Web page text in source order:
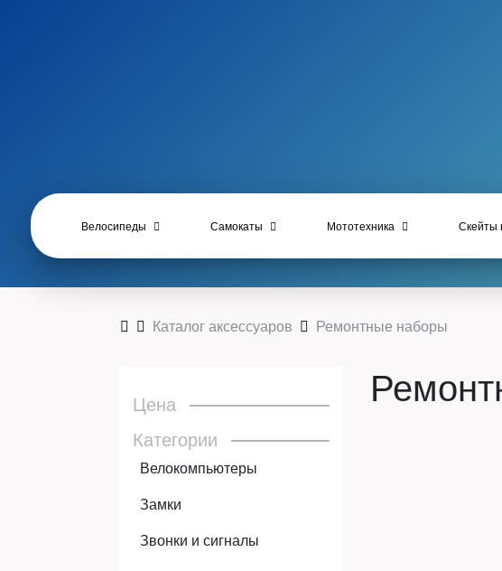
Велосипеды Самокаты Мототехника Скейты
Каталог аксессуаров Ремонтные наборы
Цена
Категории
Велокомпьютеры
Замки
Звонки и сигналы